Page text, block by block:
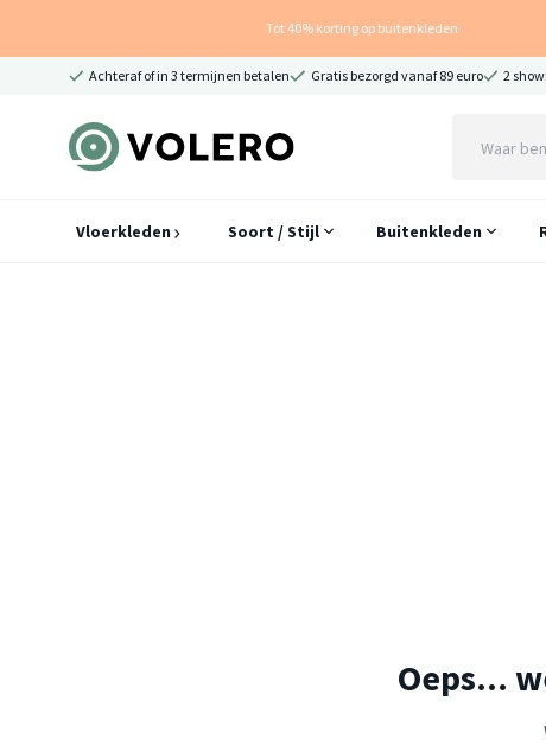
Tot 40% korting op buitenkleden
Achteraf of in 3 termijnen betalen Gratis bezorgd vanaf 89 euro 2
Vloerkleden Soort / Stijl Buitenkleden
Oeps...